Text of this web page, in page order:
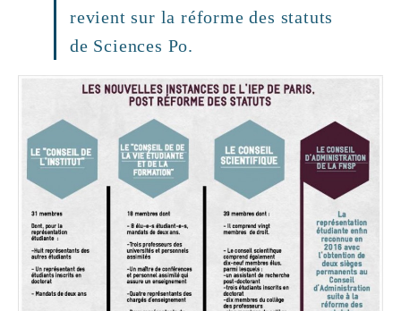
revient sur la réforme des statuts
de Sciences Po.